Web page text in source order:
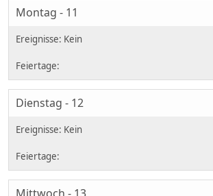
Montag - 11
Dienstag - 12